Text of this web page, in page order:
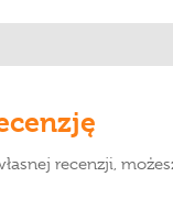
recenzji,